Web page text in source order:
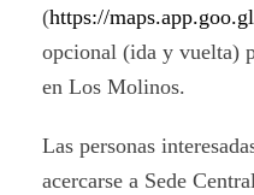
(https://
opcional (ida y vuelta)
en Los Molinos.
Las personas
acercarse a Sede